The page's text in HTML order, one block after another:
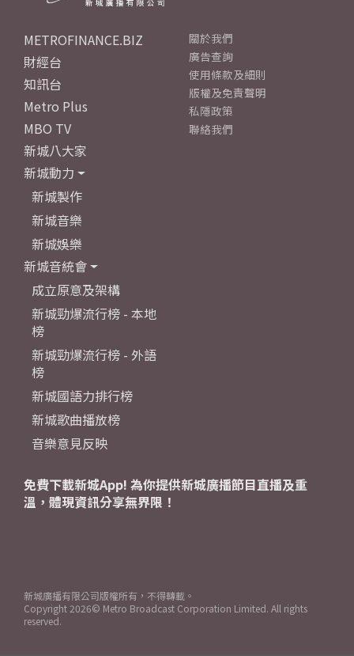
METROFINANCE.BIZ
財經台
知訊台
Metro Plus
MBO TV
新城八大家
新城動力
新城製作
新城音樂
新城娛樂
新城音統會
成立原意及架構
新城勁爆流行榜 - 本地
榜
新城勁爆流行榜 - 外語
榜
新城國語力排行榜
新城歌曲播放榜
音樂意見反映
關於我們
廣告查詢
使用條款及細則
版權及免責聲明
私隱政策
聯絡我們
免費下載新城App! 為你提供新城廣播節目直播及重
溫，體現資訊分享無界限！
新城廣播有限公司版權所有，不得轉載。
Copyright 2026© Metro Broadcast Corporation Limited. All rights
reserved.